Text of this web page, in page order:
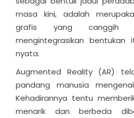
masa kini, adalah
grafis yang canggih
mengintegrasikan
nyata.
Augmented Reality (AR)
pandang manusia
Kehadirannya tentu
menarik dan berbeda